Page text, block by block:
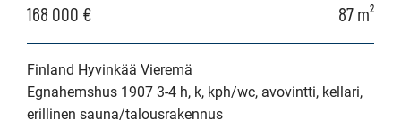
168 000 € 87 m²
Finland Hyvinkää Vieremä
Egnahemshus 1907 3-4 h, k, kph/wc, avovintti, kellari,
erillinen sauna/talousrakennus